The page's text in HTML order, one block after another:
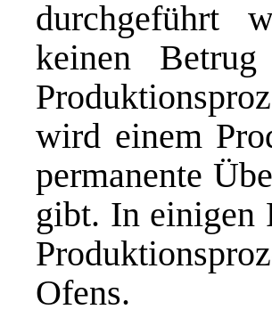
durchgeführt
keinen
wird einem
permanente
gibt. In einigen
Ofens.